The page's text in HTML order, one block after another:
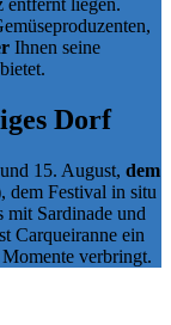
entfernt liegen.
Ihnen seine
Dorf
15. August, dem
dem Festival in situ
mit Sardinade und
Carqueiranne ein
verbringt.